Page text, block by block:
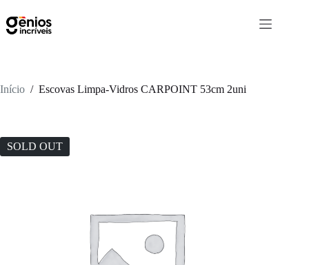
Início / Escovas Limpa-Vidros CARPOINT 53cm 2uni
SOLD OUT